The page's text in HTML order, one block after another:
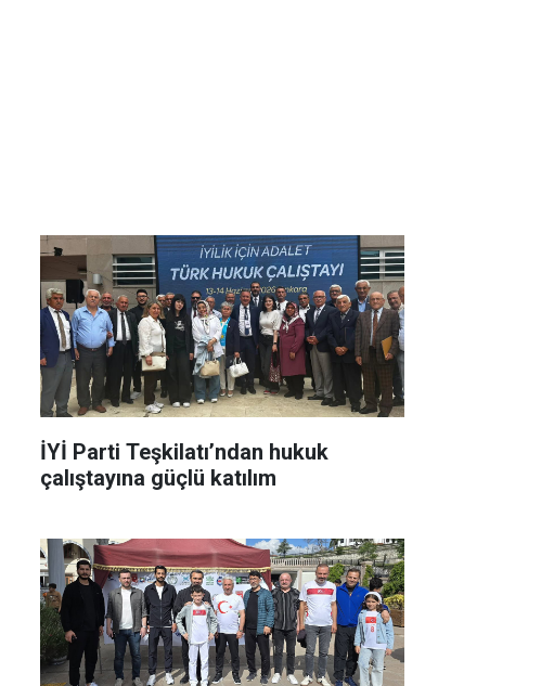
İYİ Parti Teşkilatı’ndan hukuk
çalıştayına güçlü katılım